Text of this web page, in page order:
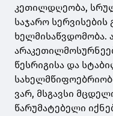
კეთილდღეობა,
საჯარო
ხელმისაწვდომობა.
წესრიგისა და
ვარ, მსგავსი
წარუმატებელი